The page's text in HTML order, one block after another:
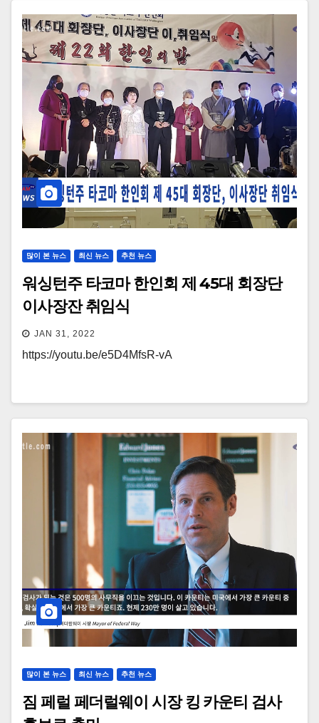
많이 본 뉴스 최신 뉴스 추천 뉴스
워싱턴주 타코마 한인회 제 45대 회장단
이사장잔 취임식
JAN 31, 2022
https://youtu.be/e5D4MfsR-vA
많이 본 뉴스 최신 뉴스 추천 뉴스
짐 페럴 페더럴웨이 시장 킹 카운티 검사